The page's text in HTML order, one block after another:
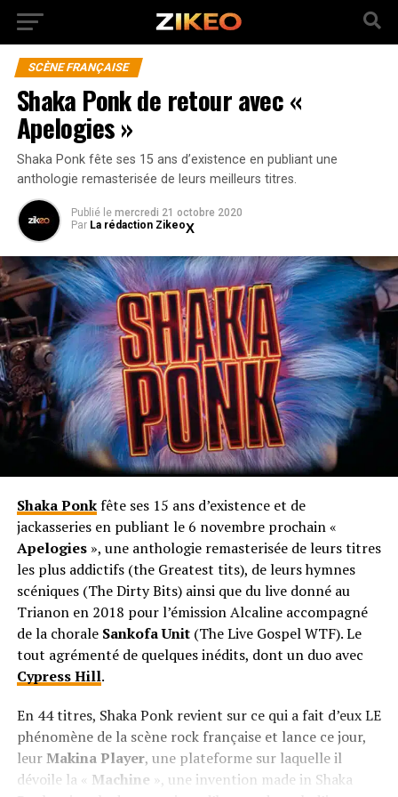
SCÈNE FRANÇAISE
Shaka Ponk de retour avec «
Apelogies »
Shaka Ponk fête ses 15 ans d’existence en publiant une
anthologie remasterisée de leurs meilleurs titres.
Publié le mercredi 21 octobre 2020
Par La rédaction Zikeo
Shaka Ponkfête ses 15 ans d’existence et de
jackasseries en publiant le 6 novembre prochain «
Apelogies», une anthologie remasterisée de leurs titres
les plus addictifs (the Greatest tits), de leurs hymnes
scéniques (The Dirty Bits) ainsi que du live donné au
Trianon en 2018 pour l’émission Alcaline accompagné
de la chorale Sankofa Unit(The Live Gospel WTF). Le
tout agrémenté de quelques inédits, dont un duo avec
Cypress Hill.
En 44 titres, Shaka Ponk revient sur ce qui a fait d’eux LE
phénomène de la scène rock française et lance ce jour,
leurMakina Player, une plateforme sur laquelle il
dévoile la « Machine », une invention made in Shaka